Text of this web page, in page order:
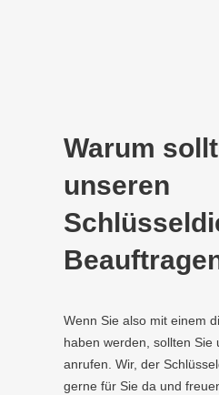
Warum
unseren
Wenn Sie also mit einem
haben werden, sollten Sie
anrufen. Wir, der
gerne für Sie da und